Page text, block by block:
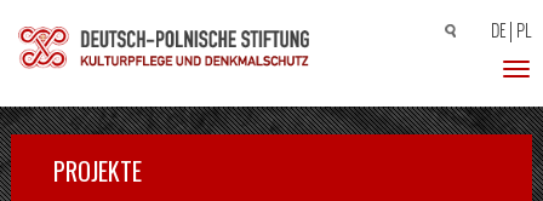
Suchen
DE PL
PROJEKTE